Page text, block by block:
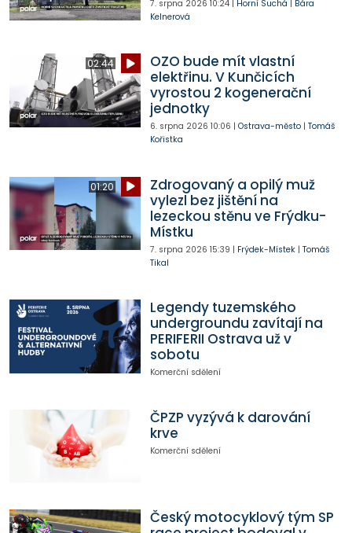
7. srpna 2026 10:24| Horní Suchá
Bára
Kelnerová
02:44
OZO bude mít vlastní
elektřinu. V Kunčicích
vyrostou 2 kogenerační
jednotky
6. srpna 2026 10:06 | Ostrava-město| Tomáš
Kořistka
01:20
Zdrogovaný a opilý muž
vylezl bez jištění na
lezeckou stěnu ve Frýdku-
Místku
7. srpna 2026 15:39 | Frýdek-Místek| Tomáš
Tikal
Legendy tuzemského
undergroundu zavítají na
PERIFERII Ostrava už v
sobotu
Komerční sdělení
ČPZP vyzývá k darování
krve
Komerční sdělení
Český motocyklový tým SP